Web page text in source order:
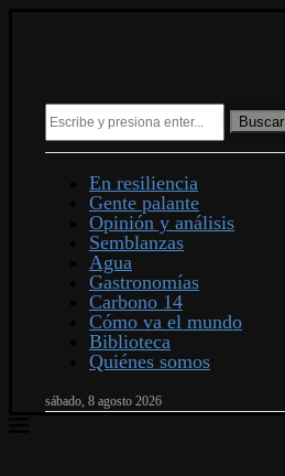
Buscar
En resiliencia
Gente palante
Opinión y análisis
Semblanzas
Agua
Gastronomías
Carbono 14
Cómo va el mundo
Biblioteca
Quiénes somos
sábado, 8 agosto 2026